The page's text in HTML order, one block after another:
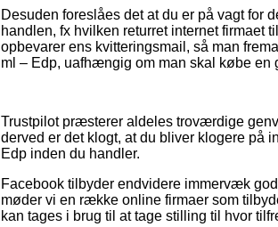
Desuden foreslåes det at du er på vagt for
handlen, fx hvilken returret internet firmaet
opbevarer ens kvitteringsmail, så man
ml – Edp, uafhængig om man skal købe en
Trustpilot præsterer aldeles troværdige
derved er det klogt, at du bliver klogere på
Edp inden du handler.
Facebook tilbyder endvidere immervæk
møder vi en række online firmaer som
kan tages i brug til at tage stilling til hvor